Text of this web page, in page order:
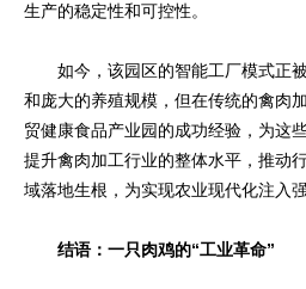
生产的稳定性和可控性。
如今，该园区的智能工厂模式正被
和庞大的养殖规模，但在传统的禽肉
贸健康食品产业园的成功经验，为这
提升禽肉加工行业的整体水平，推动
域落地生根，为实现农业现代化注入强
结语：一只肉鸡的“工业革命”